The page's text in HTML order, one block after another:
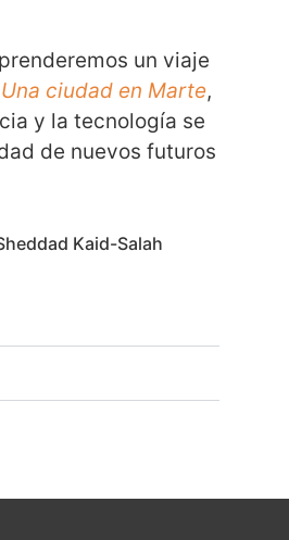
un viaje
Una ciudad en Marte,
y la tecnología se
de nuevos futuros
Kaid-Salah